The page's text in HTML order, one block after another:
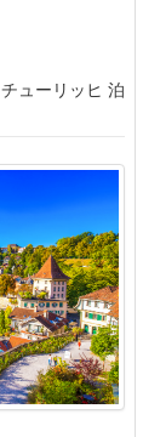
チューリッヒ 泊